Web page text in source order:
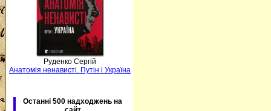
Руденко Сергій
Анатомія ненависті. Путін і Україна
Останні 500 надходжень на